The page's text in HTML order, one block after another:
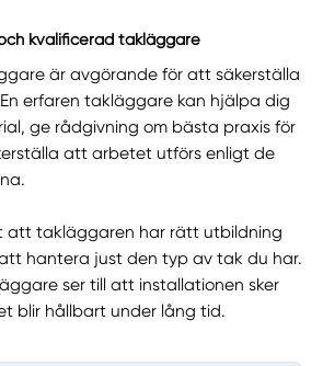
kvalificerad takläggare
är avgörande för att säkerställa
erfaren takläggare kan hjälpa dig
ge rådgivning om bästa praxis för
att arbetet utförs enligt de
att takläggaren har rätt utbildning
hantera just den typ av tak du har.
ser till att installationen sker
blir hållbart under lång tid.